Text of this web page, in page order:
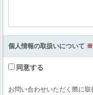
個人情報の取扱いについて ※
同意する
お問い合わせいただく際に